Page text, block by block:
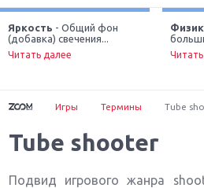
Яркость - Общий фон
(добавка) свечения...
Читать далее
Игры Термины Tube
Tube shooter
Подвид игрового жанра